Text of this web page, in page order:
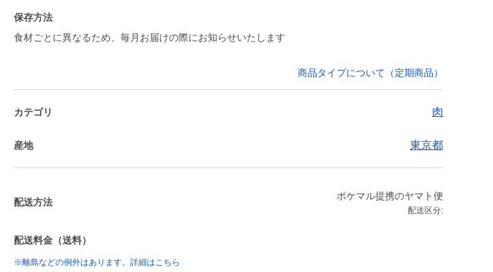
保存方法
食材ごとに異なるため、毎月お届けの際にお知らせいたします
商品タイプについて（定期商品）
カテゴリ 肉
産地 東京都
配送方法
ポケマル提携のヤマト便
配送区分:
配送料金（送料）
※離島などの例外はあります。詳細はこちら